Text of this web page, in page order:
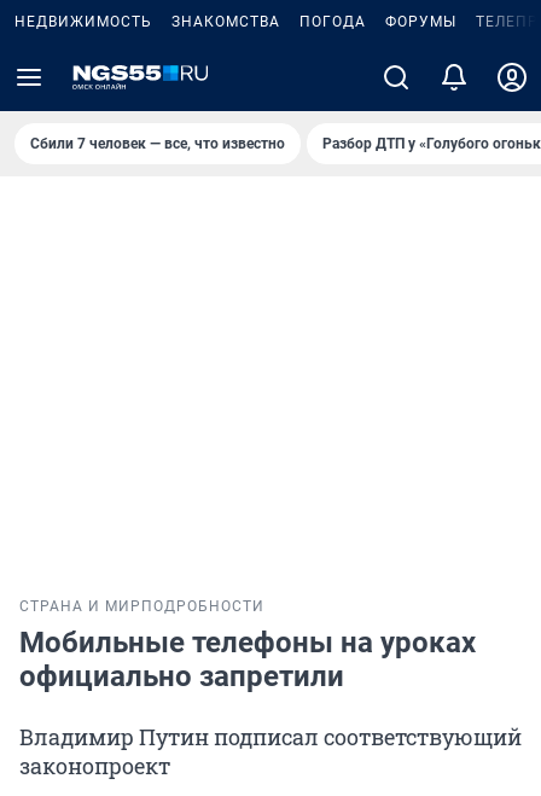
НЕДВИЖИМОСТЬ ЗНАКОМСТВА ПОГОДА ФОРУМЫ
Сбили 7 человек — все, что известно Разбор ДТП у «Голубого
СТРАНА И МИР ПОДРОБНОСТИ
Мобильные телефоны на уроках
официально запретили
Владимир Путин подписал соответствующий
законопроект